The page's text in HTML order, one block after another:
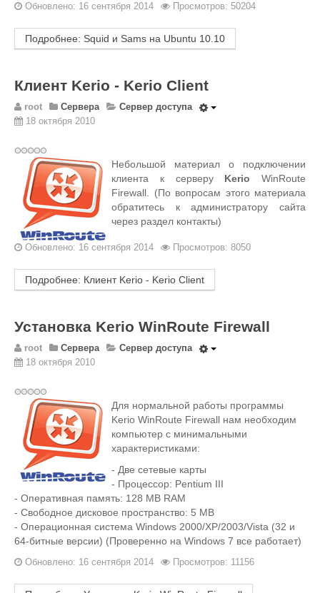
Обновлено: 16 сентября 2014 Просмотров: 50204
Подробнее: Squid и Sams на Ubuntu 10.10
Клиент Kerio - Kerio Сlient
root Сервера
Сервер доступа
18 октября 2010
Небольшой материал о подключении
клиента к серверу Kerio WinRoute
Firewall. (По вопросам этого материала
обратитесь к администратору сайта
через раздел контакты)
Обновлено: 16 сентября 2014 Просмотров: 8050
Подробнее: Клиент Kerio - Kerio Сlient
Установка Kerio WinRoute Firewall
root Сервера
Сервер доступа
18 октября 2010
Для нормальной работы программы
Kerio WinRoute Firewall нам необходим
компьютер с минимальными
характеристиками:
- Две сетевые карты
- Процессор: Pentium III
- Оперативная память: 128 MB RAM
- Свободное дисковое пространство: 5 MB
- Операционная система Windows 2000/XP/2003/Vista (32 и
64-битные версии) (Проверенно на Windows 7 все работает)
Обновлено: 16 сентября 2014 Просмотров: 11156